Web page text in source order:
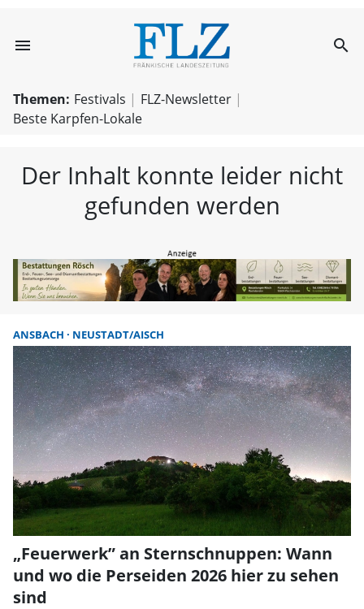
menu FLZ – search
Themen: Festivals
FLZ-Newsletter
Beste Karpfen-Lokale
Der Inhalt konnte leider nicht
gefunden werden
ANSBACH NEUSTADT/AISCH
„Feuerwerk” an Sternschnuppen: Wann
und wo die Perseiden 2026 hier zu sehen
sind